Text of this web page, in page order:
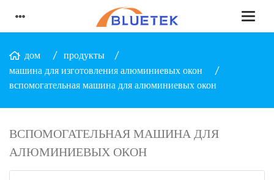
дом
продукты
машина для изготовления алюминиевых окон
вспомогательная машина для алюминиевых окон
ВСПОМОГАТЕЛЬНАЯ МАШИНА ДЛЯ
АЛЮМИНИЕВЫХ ОКОН